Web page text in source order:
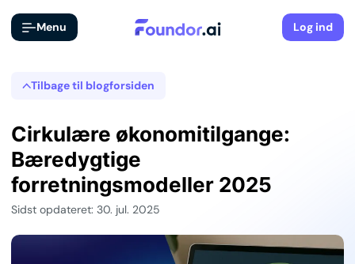
Menu Log ind
Tilbage til blogforsiden
Cirkulære økonomitilgange:
Bæredygtige
forretningsmodeller 2025
Sidst opdateret: 30. jul. 2025